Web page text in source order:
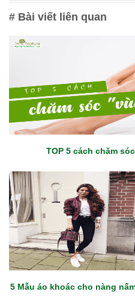
# Bài viết liên quan
TOP 5 cách chăm
5 Mẫu áo khoác cho nàng